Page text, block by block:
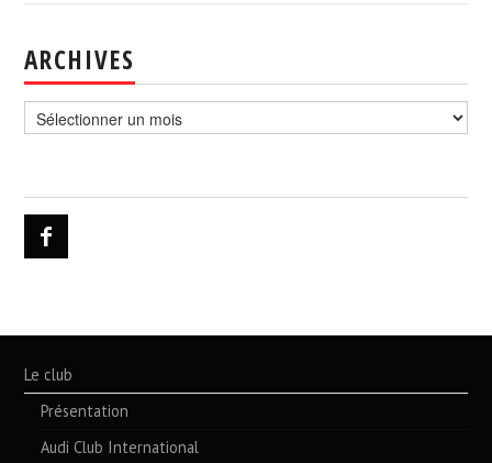
ARCHIVES
Le club
Présentation
Audi Club International